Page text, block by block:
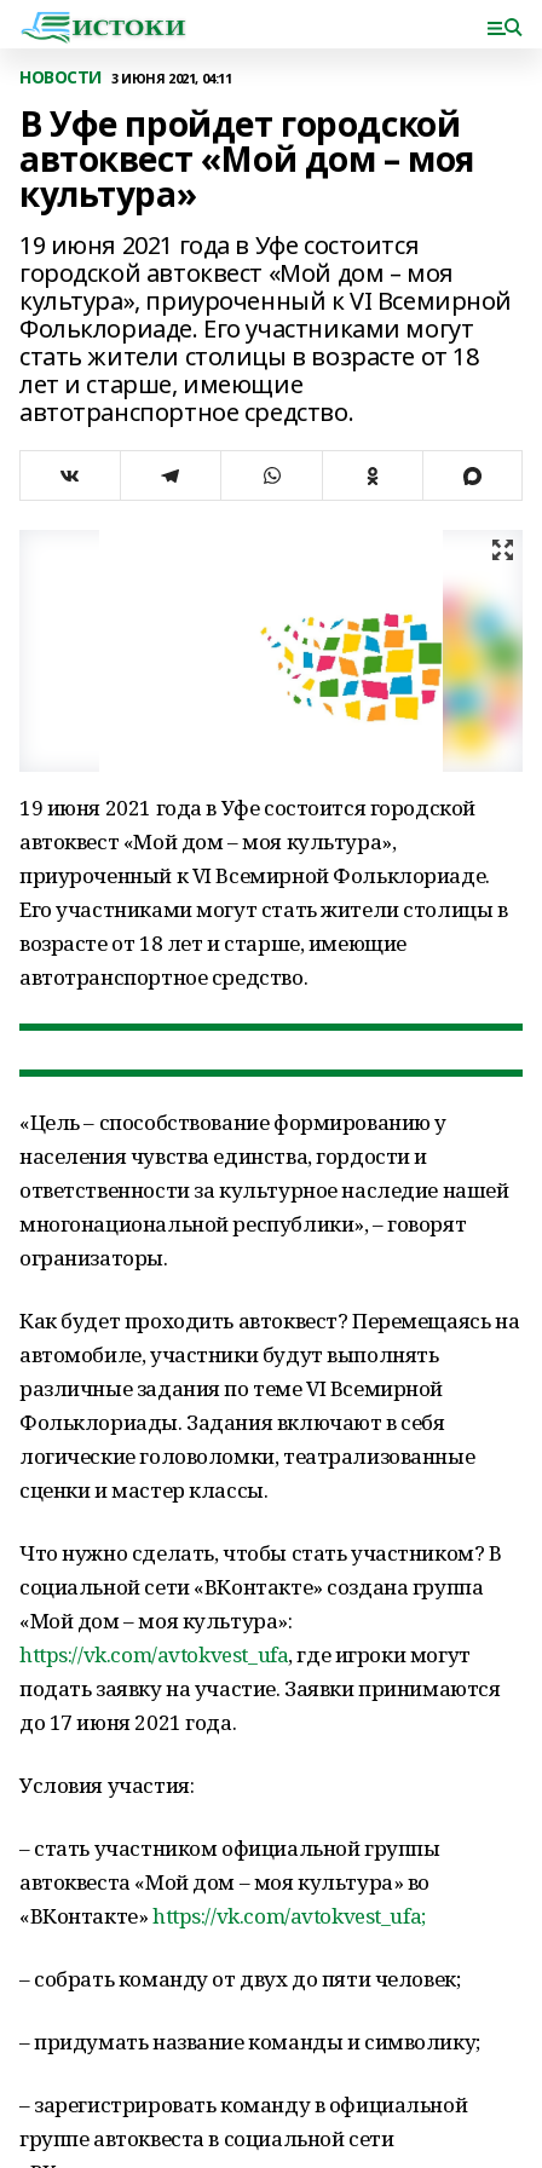
НОВОСТИ 3 ИЮНЯ 2021, 04:11
В Уфе пройдет городской
автоквест «Мой дом – моя
культура»
19 июня 2021 года в Уфе состоится
городской автоквест «Мой дом – моя
культура», приуроченный к VI Всемирной
Фольклориаде. Его участниками могут
стать жители столицы в возрасте от 18
лет и старше, имеющие
автотранспортное средство.
19 июня 2021 года в Уфе состоится городской
автоквест «Мой дом – моя культура»,
приуроченный к VI Всемирной Фольклориаде.
Его участниками могут стать жители столицы в
возрасте от 18 лет и старше, имеющие
автотранспортное средство.
«Цель – способствование формированию у
населения чувства единства, гордости и
ответственности за культурное наследие нашей
многонациональной республики», – говорят
огранизаторы.
Как будет проходить автоквест? Перемещаясь на
автомобиле, участники будут выполнять
различные задания по теме VI Всемирной
Фольклориады. Задания включают в себя
логические головоломки, театрализованные
сценки и мастер классы.
Что нужно сделать, чтобы стать участником? В
социальной сети «ВКонтакте» создана группа
«Мой дом – моя культура»:
https://vk.com/avtokvest_ufa, где игроки могут
подать заявку на участие. Заявки принимаются
до 17 июня 2021 года.
Условия участия:
– стать участником официальной группы
автоквеста «Мой дом – моя культура» во
«ВКонтакте»https://vk.com/avtokvest_ufa;
– собрать команду от двух до пяти человек;
– придумать название команды и символику;
– зарегистрировать команду в официальной
группе автоквеста в социальной сети